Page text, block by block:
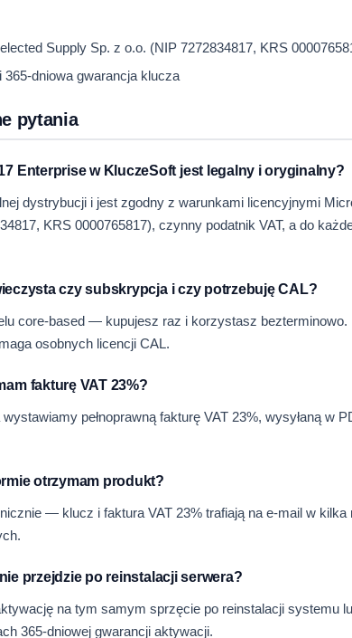
Supply Sp. z o.o. (NIP 7272834817, KRS
dniowa gwarancja klucza
pytania
Enterprise w KluczeSoft jest legalny i oryginalny?
dystrybucji i jest zgodny z warunkami licencyjnymi
KRS 0000765817), czynny podatnik VAT, a do
czy subskrypcja i czy potrzebuję CAL?
core-based — kupujesz raz i korzystasz bezterminowo.
osobnych licencji CAL.
fakturę VAT 23%?
pełnoprawną fakturę VAT 23%, wysyłaną w
otrzymam produkt?
— klucz i faktura VAT 23% trafiają na e-mail w kilka
przejdzie po reinstalacji serwera?
na tym samym sprzęcie po reinstalacji systemu
365-dniowej gwarancji aktywacji.